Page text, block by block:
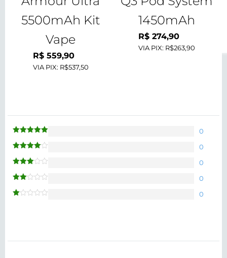
5500mAh Kit
Vape
R$559,90
VIA PIX: R$537,50
1450mAh
R$274,90
VIA PIX: R$263,90
de 5
0
4de 5
0
3de 5
0
2de
0
0